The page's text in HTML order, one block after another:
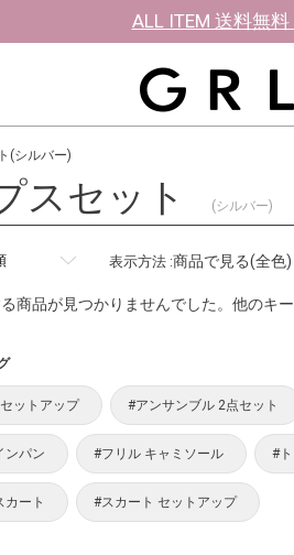
ALL ITEM 送料無料
(シルバー)
スセット (シルバー)
表示方法 :商品で見る(全色)
商品が見つかりませんでした。他のキ
ットアップ #アンサンブル 2点セット
ンパン #フリル キャミソール #
カート #スカート セットアップ